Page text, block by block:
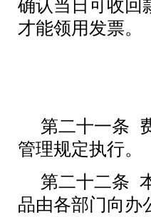
确认当日可收回
才能领用发票。
第二十一条
管理规定执行。
第二十二条
品由各部门向办